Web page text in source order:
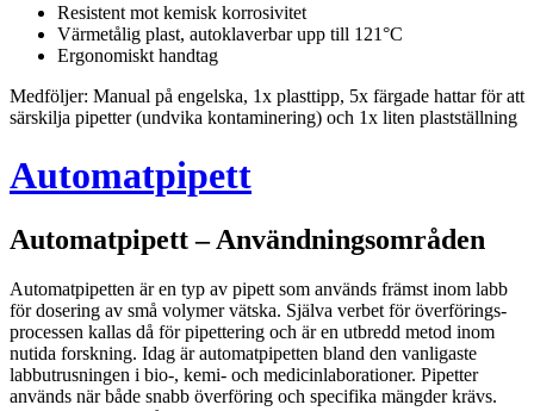
Resistent mot kemisk korrosivitet
Värmetålig plast, autoklaverbar upp till 121°C
Ergonomiskt handtag
Medföljer: Manual på engelska, 1x plasttipp, 5x färgade hattar för att
särskilja pipetter (undvika kontaminering) och 1x liten plastställning
Automatpipett
Automatpipett – Användningsområden
Automatpipetten är en typ av pipett som används främst inom labb
för dosering av små volymer vätska. Själva verbet för överförings-
processen kallas då för pipettering och är en utbredd metod inom
nutida forskning. Idag är automatpipetten bland den vanligaste
labbutrusningen i bio-, kemi- och medicinlaborationer. Pipetter
används när både snabb överföring och specifika mängder krävs.